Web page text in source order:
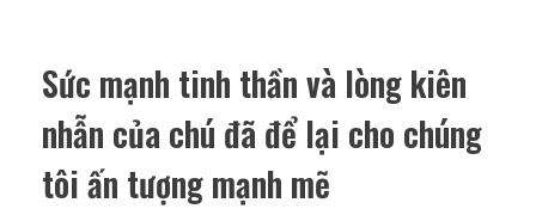
Sức mạnh tinh thần và lòng kiên
nhẫn của chú đã để lại cho chúng
tôi ấn tượng mạnh mẽ